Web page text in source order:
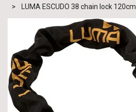
LUMA ESCUDO 38 chain lock 120cm